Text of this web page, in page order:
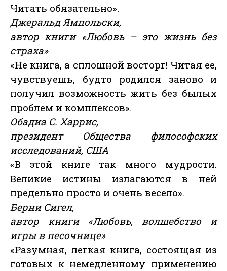
Читать обязательно».
Джеральд Ямпольски,
автор книги «Любовь – это жизнь без
страха»
«Не книга, а сплошной восторг! Читая ее,
чувствуешь, будто родился заново и
получил возможность жить без былых
проблем и комплексов».
Обадиа С. Харрис,
президент Общества философских
исследований, США
«В этой книге так много мудрости.
Великие истины излагаются в ней
предельно просто и очень весело».
Берни Сигел,
автор книги «Любовь, волшебство и
игры в песочнице»
«Разумная, легкая книга, состоящая из
готовых к немедленному применению